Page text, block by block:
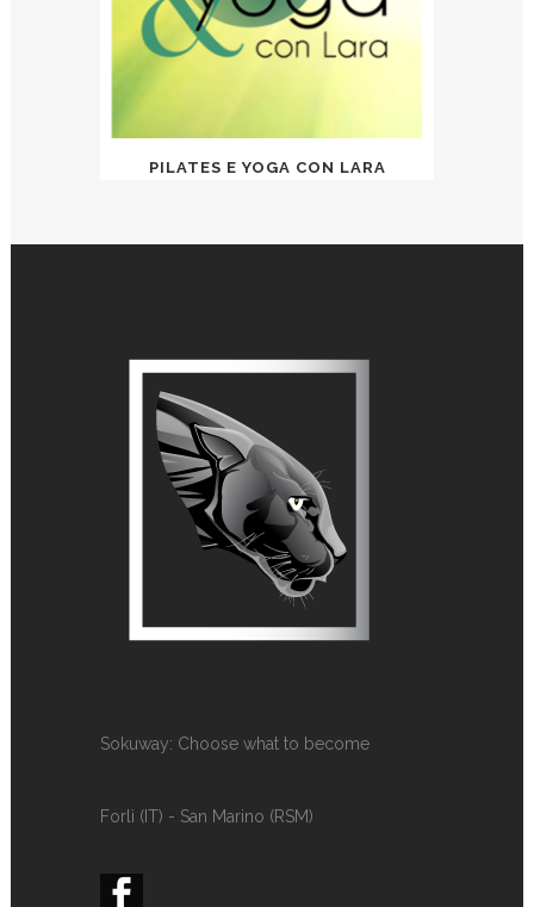
PILATES E YOGA CON LARA
Sokuway: Choose what to become
Forlì (IT) - San Marino (RSM)